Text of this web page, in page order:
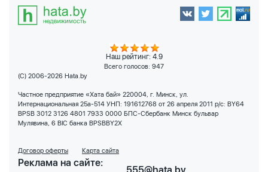
Наш рейтинг: 4.9
Всего голосов: 947
(C) 2006-2026 Hata.by
Частное предприятие «Хата бай» 220004, г. Минск, ул.
Интернациональная 25а-514 УНП: 191612768 от 26 апреля 2011 р/с: BY64
BPSB 3012 3126 4801 7933 0000 БПС-Сбербанк Минск бульвар
Мулявина, 6 BIC банка BPSBBY2X
Договор оферты Карта сайта
Реклама на сайте: